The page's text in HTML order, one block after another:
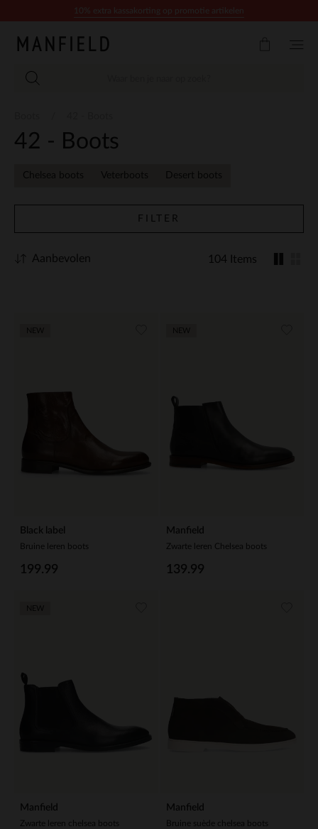
42 - Boots
Chelsea boots Veterboots Desert boots
FILTER
104 Items
Aanbevolen
Black label
Bruine leren boots
199.99
Manfield
Zwarte leren Chelsea boots
139.99
Manfield
Zwarte leren chelsea boots
Manfield
Bruine suède chelsea boots